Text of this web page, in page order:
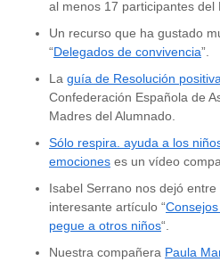
al menos 17 participantes del
Un recurso que ha gustado
“Delegados de convivencia”.
La guía de Resolución
Confederación Española de
Madres del Alumnado.
Sólo respira. ayuda a los
emociones es un vídeo
Isabel Serrano nos dejó
interesante artículo “
pegue a otros niños“.
Nuestra compañera Paula